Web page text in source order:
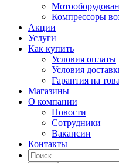
Компрессоры
Акции
Услуги
Как купить
Условия оплаты
Условия
Гарантия на
Магазины
О компании
Новости
Сотрудники
Вакансии
Контакты